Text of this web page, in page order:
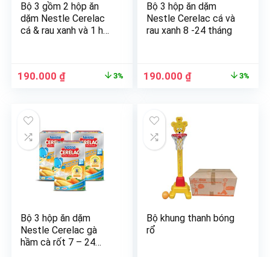
Bộ 3 gồm 2 hộp ăn
dặm Nestle Cerelac
cá & rau xanh và 1 hộp
190.000 ₫ 3%
Bộ 3 hộp ăn dặm
Nestle Cerelac cá và
rau xanh 8 -24 tháng
190.000 ₫ 3%
Bộ 3 hộp ăn dặm
Nestle Cerelac gà
hầm cà rốt 7 – 24
Bộ khung thanh bóng
rổ